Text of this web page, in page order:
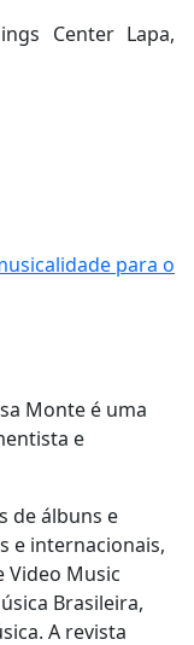
Center Lapa,
para o
Monte é uma
e
de álbuns e
e internacionais,
Video Music
Brasileira,
A revista